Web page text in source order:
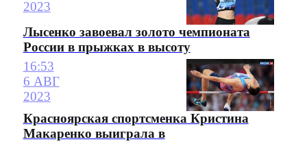
2023
Лысенко завоевал золото чемпионата
России в прыжках в высоту
16:53
6 АВГ
2023
Красноярская спортсменка Кристина
Макаренко выиграла в